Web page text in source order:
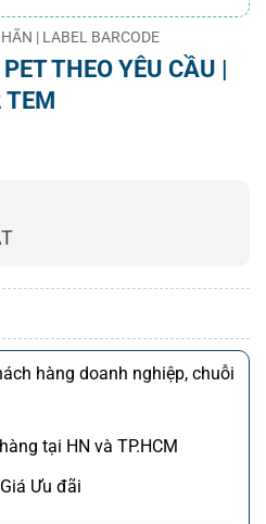
từ 8h00 – 21h00 tất cả
| LABEL BARCODE
THEO YÊU CẦU |
hàng doanh nghiệp, chuỗi
tại HN và TP.HCM
Giá Ưu đãi